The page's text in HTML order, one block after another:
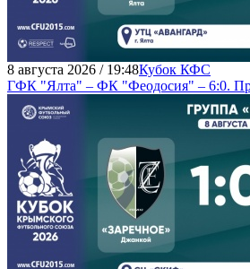
8 августа 2026 / 19:48Кубок КФС
ГФК "Ялта" – ФК "Феодосия" – 6:0.